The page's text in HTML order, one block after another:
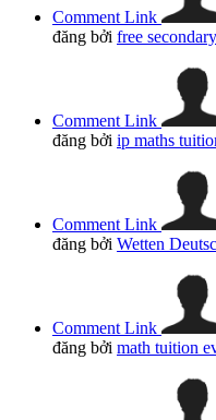
Comment Link
đăng bởi free
Comment Link
đăng bởi ip maths
Comment Link
đăng bởi Wetten
Comment Link
đăng bởi math tuition